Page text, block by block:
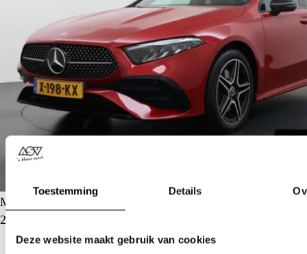
Toestemming Details
Deze website maakt gebruik van cookies
Mercedes-Benz A-klasse
250 e AMG Line